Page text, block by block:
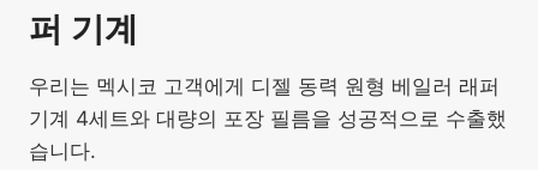
퍼 기계
우리는 멕시코 고객에게 디젤 동력 원형 베일러 래퍼
기계 4세트와 대량의 포장 필름을 성공적으로 수출했
습니다.